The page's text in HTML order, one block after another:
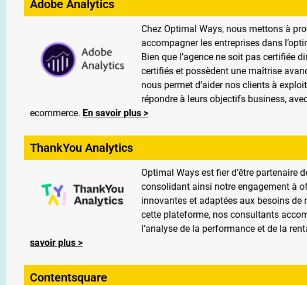
Adobe Analytics
Chez Optimal Ways, nous mettons à
accompagner les entreprises dans
Bien que l’agence ne soit pas certifiée
certifiés et possèdent une maîtrise
nous permet d’aider nos clients à
répondre à leurs objectifs business,
ecommerce. En savoir plus >
ThankYou Analytics
Optimal Ways est fier d’être partenaire
consolidant ainsi notre engagement à
innovantes et adaptées aux besoins de
cette plateforme, nos consultants
l’analyse de la performance et de la
savoir plus >
Contentsquare